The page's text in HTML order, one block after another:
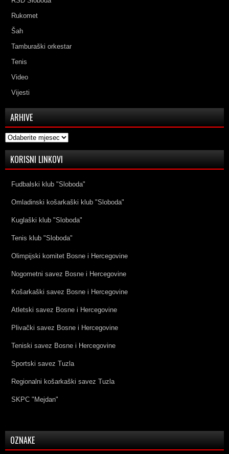
Rukomet
Šah
Tamburaški orkestar
Tenis
Video
Vijesti
ARHIVE
Arhive
KORISNI LINKOVI
Fudbalski klub "Sloboda"
Omladinski košarkaški klub "Sloboda"
Kuglaški klub "Sloboda"
Tenis klub "Sloboda"
Olimpijski komitet Bosne i Hercegovine
Nogometni savez Bosne i Hercegovine
Košarkaški savez Bosne i Hercegovine
Atletski savez Bosne i Hercegovine
Plivački savez Bosne i Hercegovine
Teniski savez Bosne i Hercegovine
Sportski savez Tuzla
Regionalni košarkaški savez Tuzla
SKPC "Mejdan"
OZNAKE